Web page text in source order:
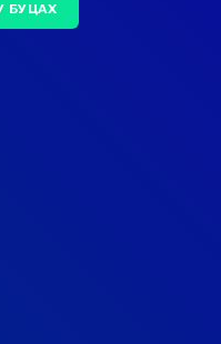
БУЦАХ